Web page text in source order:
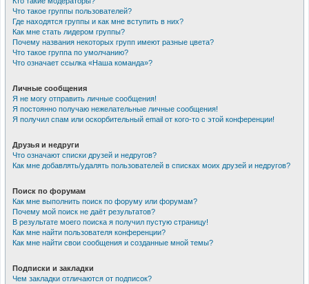
Что такое группы пользователей?
Где находятся группы и как мне вступить в них?
Как мне стать лидером группы?
Почему названия некоторых групп имеют разные цвета?
Что такое группа по умолчанию?
Что означает ссылка «Наша команда»?
Личные сообщения
Я не могу отправить личные сообщения!
Я постоянно получаю нежелательные личные сообщения!
Я получил спам или оскорбительный email от кого-то с этой конференции!
Друзья и недруги
Что означают списки друзей и недругов?
Как мне добавлять/удалять пользователей в списках моих друзей и недругов?
Поиск по форумам
Как мне выполнить поиск по форуму или форумам?
Почему мой поиск не даёт результатов?
В результате моего поиска я получил пустую страницу!
Как мне найти пользователя конференции?
Как мне найти свои сообщения и созданные мной темы?
Подписки и закладки
Чем закладки отличаются от подписок?